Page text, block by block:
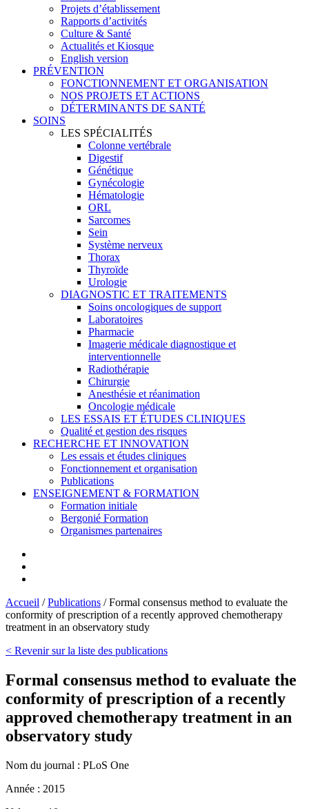
Projets d’établissement
Rapports d’activités
Culture & Santé
Actualités et Kiosque
English version
PRÉVENTION
FONCTIONNEMENT ET ORGANISATION
NOS PROJETS ET ACTIONS
DÉTERMINANTS DE SANTÉ
SOINS
LES SPÉCIALITÉS
Colonne vertébrale
Digestif
Génétique
Gynécologie
Hématologie
ORL
Sarcomes
Sein
Système nerveux
Thorax
Thyroïde
Urologie
DIAGNOSTIC ET TRAITEMENTS
Soins oncologiques de support
Laboratoires
Pharmacie
Imagerie médicale diagnostique et
interventionnelle
Radiothérapie
Chirurgie
Anesthésie et réanimation
Oncologie médicale
LES ESSAIS ET ÉTUDES CLINIQUES
Qualité et gestion des risques
RECHERCHE ET INNOVATION
Les essais et études cliniques
Fonctionnement et organisation
Publications
ENSEIGNEMENT & FORMATION
Formation initiale
Bergonié Formation
Organismes partenaires
Accueil /Publications /Formal consensus method to evaluate the
conformity of prescription of a recently approved chemotherapy
treatment in an observatory study
< Revenir sur la liste des publications
Formal consensus method to evaluate the
conformity of prescription of a recently
approved chemotherapy treatment in an
observatory study
Nom du journal : PLoS One
Année : 2015